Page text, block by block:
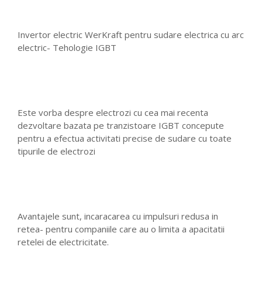
Invertor electric WerKraft pentru sudare electrica cu arc
electric- Tehologie IGBT
Este vorba despre electrozi cu cea mai recenta
dezvoltare bazata pe tranzistoare IGBT concepute
pentru a efectua activitati precise de sudare cu toate
tipurile de electrozi
Avantajele sunt, incaracarea cu impulsuri redusa in
retea- pentru companiile care au o limita a apacitatii
retelei de electricitate.